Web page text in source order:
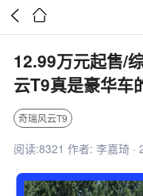
 
12.99万元起售/
云T9真是豪华车
奇瑞风云T9
阅读:8321 作者: 李嘉琦